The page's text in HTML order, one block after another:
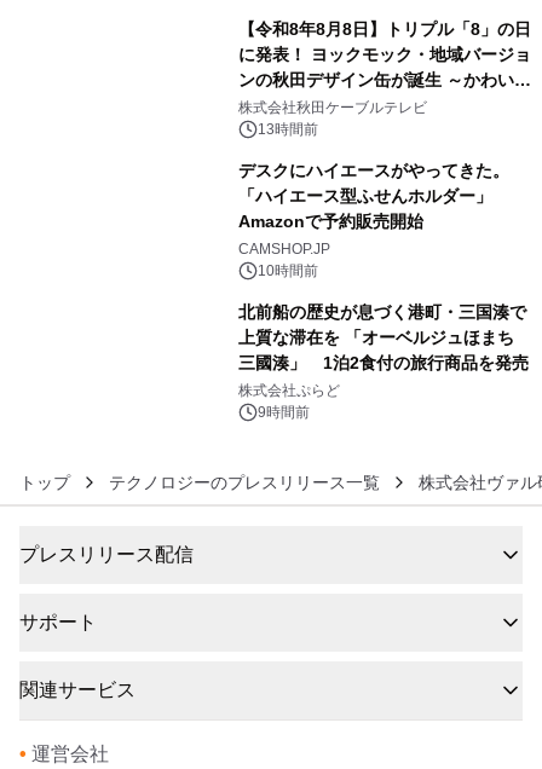
【令和8年8月8日】トリプル「8」の日
に発表！ ヨックモック・地域バージョ
ンの秋田デザイン缶が誕生 ～かわいい
秋田犬の子犬と秋田の四季と名所を巡
るパッケージ～ 9月1日(火)秋田県内で
株式会社秋田ケーブルテレビ
13時間前
デスクにハイエースがやってきた。
「ハイエース型ふせんホルダー」
Amazonで予約販売開始
CAMSHOP.JP
10時間前
北前船の歴史が息づく港町・三国湊で
上質な滞在を 「オーベルジュほまち
三國湊」 1泊2食付の旅行商品を発売
株式会社ぷらど
9時間前
トップ テクノロジーのプレスリリース一覧 株式会社ヴァル
プレスリリース配信
サポート
関連サービス
• 運営会社